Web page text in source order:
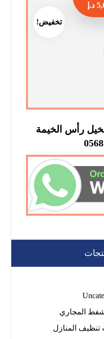
تخفيض!
رأس الخيمة
د.إ
شفط المجاري